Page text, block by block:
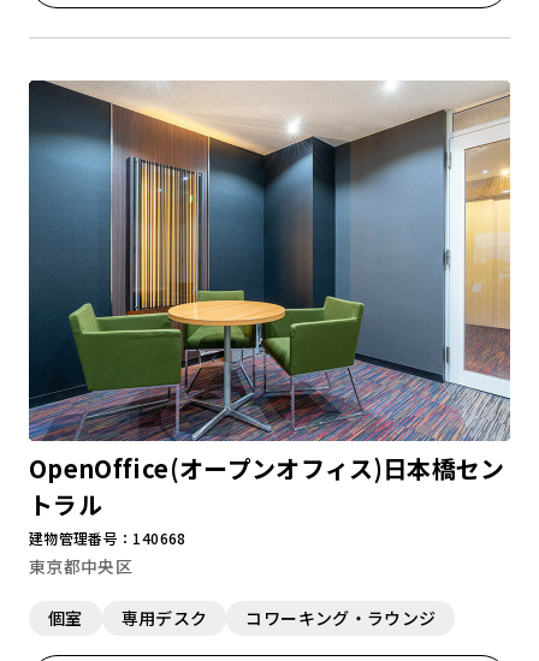
OpenOffice(オープンオフィス)日本橋セン
トラル
建物管理番号：140668
東京都中央区
個室 専用デスク コワーキング・ラウンジ